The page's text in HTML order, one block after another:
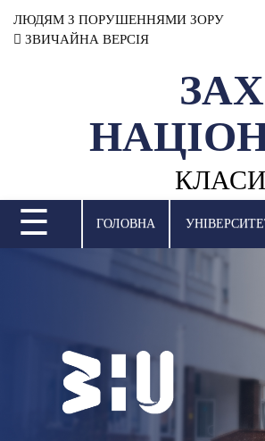
ЛЮДЯМ З ПОРУШЕННЯМИ ЗОРУ
ЗВИЧАЙНА ВЕРСІЯ
НАУКОВА ДІЯЛЬНІСТЬ
МІЖНАРОДНА ДІЯЛЬНІСТЬ
ВСТУПНА КАМПАНІЯ
БІБЛІОТЕКА
НОВИНИ
☰ ГОЛОВНА